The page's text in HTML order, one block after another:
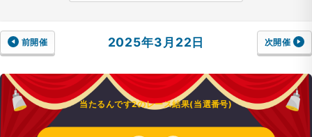
前開催 2025年3月22日 次開催
当たるんです2のレース結果(当選番号)